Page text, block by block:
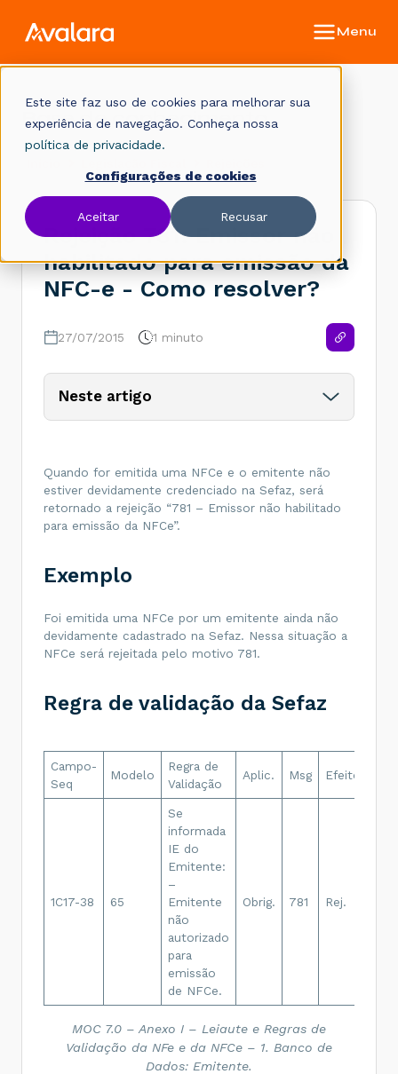
Este site faz uso de cookies para melhorar sua
experiência de navegação. Conheça nossa
política de privacidade.
Configurações de cookies
Aceitar Recusar
Base de conhecimento
Rejeição 781: Emissor não
habilitado para emissão da
NFC-e - Como resolver?
27/07/2015 1 minuto
Neste artigo
Quando for emitida uma NFCe e o emitente não
estiver devidamente credenciado na Sefaz, será
retornado a rejeição “781 – Emissor não habilitado
para emissão da NFCe”.
Exemplo
Foi emitida uma NFCe por um emitente ainda não
devidamente cadastrado na Sefaz. Nessa situação a
NFCe será rejeitada pelo motivo 781.
Regra de validação da Sefaz
Campo-
Seq
Modelo
Regra de
Validação
Aplic. Msg Efeito
1C17-38 65
Se
informada
IE do
Emitente:
–
Emitente
não
autorizado
para
emissão
de NFCe.
Obrig. 781 Rej.
MOC 7.0 – Anexo I – Leiaute e Regras de
Validação da NFe e da NFCe – 1. Banco de
Dados: Emitente.